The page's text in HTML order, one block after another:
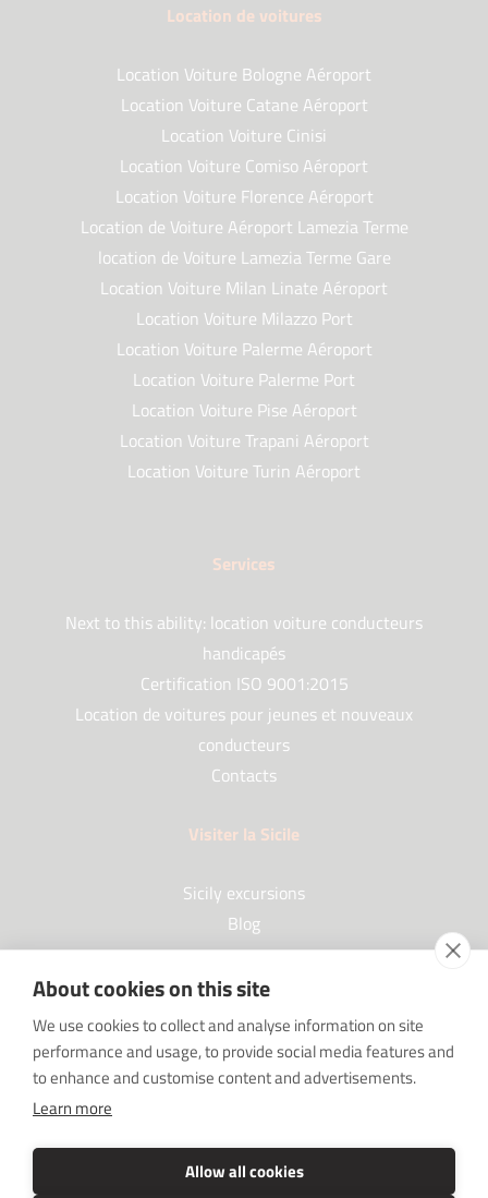
About cookies on this site
We use cookies to collect and analyse information on site
performance and usage, to provide social media features and
to enhance and customise content and advertisements.
Learn more
Allow all cookies
Location de voitures
Location Voiture Bologne Aéroport
Location Voiture Catane Aéroport
Location Voiture Cinisi
Location Voiture Comiso Aéroport
Location Voiture Florence Aéroport
Location de Voiture Aéroport Lamezia Terme
location de Voiture Lamezia Terme Gare
Location Voiture Milan Linate Aéroport
Location Voiture Milazzo Port
Location Voiture Palerme Aéroport
Location Voiture Palerme Port
Location Voiture Pise Aéroport
Location Voiture Trapani Aéroport
Location Voiture Turin Aéroport
Services
Next to this ability: location voiture conducteurs
handicapés
Certification ISO 9001:2015
Location de voitures pour jeunes et nouveaux
conducteurs
Contacts
Visiter la Sicile
Sicily excursions
Blog
Partenaires
Our Partners
SRC sostiene Imprenditore non sei solo